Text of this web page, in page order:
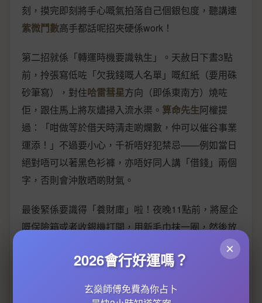
刻，摸完即刻將手心嘅氣拍落自己個銀包度，聽講連
紫微鬥數高手都話呢招夾硬係work！
第二招就係「轉運時機要識執生」。天赦日下晝3點
前，拎張寫低咗「欠我錢嘅人名單」嘅紅紙（要用硃
砂筆寫），對住哈雷彗星方向（即係東南方）燒咗
佢，跟住馬上將灰燼掃入流水渠。 算命先生阿權提
過：「咁做等於借天時清走啲爛數，仲可以催谷事業
運添！」不過要小心，千祈唔好犯禁忌——例如當日
絕對唔可以著黑色衫褲，亦唔好同人講「借錢」兩個
字，否則會沖散晒啲財氣。
最後緊係要識得「養財庫」啦！夜晚11點前，將屋企
嘅保險箱或者收銀機打開，用新毛巾抹一圈，然後放
呃人嘅就話要買貴價嘢，其實普通
白水晶已經夠用，重點係要同時念三次：「天赦開
咗六合彩安慰獎，雖然唔係大錢，但係
×
2026會行好運嗎？
玄燊師傅免費為你占卜